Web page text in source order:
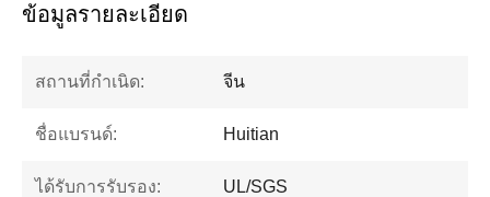
ข้อมูลรายละเอียด
สถานที่กำเนิด: จีน
ชื่อแบรนด์: Huitian
ได้รับการรับรอง: UL/SGS